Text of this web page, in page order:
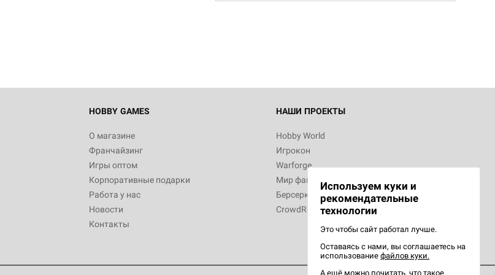
HOBBY GAMES
О магазине
Франчайзинг
Игры оптом
Корпоративные подарки
Работа у нас
Новости
Контакты
НАШИ ПРОЕКТЫ
Hobby World
Игрокон
Warforge
Мир фантастики
Берсерк
CrowdRepublic
Используем куки и
рекомендательные
технологии
Это чтобы сайт работал лучше.
Оставаясь с нами, вы соглашаетесь на
использование файлов куки.
А ещё можно почитать, что такое